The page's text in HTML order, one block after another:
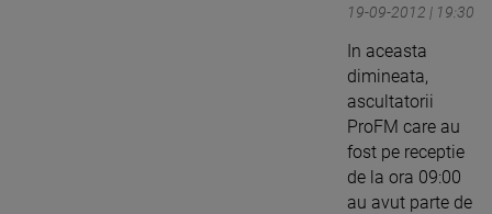
19-09-2012 | 19:30
In aceasta
dimineata,
ascultatorii
ProFM care au
fost pe receptie
de la ora 09:00
au avut parte de